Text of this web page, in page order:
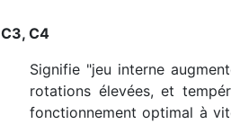
C3, C4
Signifie "jeu interne
rotations élevées, et
fonctionnement optimal à